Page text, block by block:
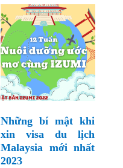
Những bí mật khi
xin visa du lịch
Malaysia mới nhất
2023